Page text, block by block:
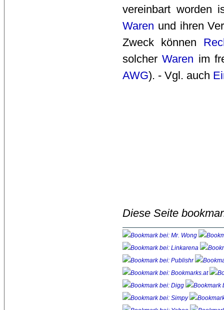
vereinbart worden
Waren und ihren
Zweck können
solcher Waren im
AWG). - Vgl. auch
Diese Seite